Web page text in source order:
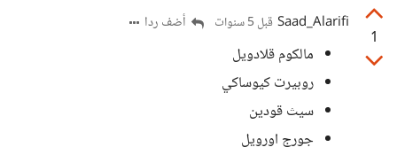
1
Saad_Alarifi قبل 5 سنوات أضف ردا
مالكوم قلادويل
روبيرت كيوساكي
سيث قودين
جورج اورويل